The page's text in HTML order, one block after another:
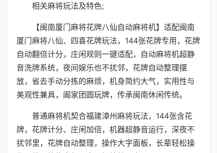
相关麻将玩法及特色;
【闽南厦门麻将花牌八仙自动麻将机】适配闽南
厦门麻将八仙、四喜花牌玩法，144张花牌专用，花牌
自动翻倍计分，庄闲规则一键适配，自动麻将机超静
音洗牌系统，夜间娱乐也不扰邻，花牌自动整理摆
放，省去手动分拣的麻烦，机身简约大气，实用性与
美观性兼具，阖家团圆玩牌，传承闽南休闲传统。
普通麻将机契合福建漳州麻将玩法，144张含花
牌，花牌计分、庄闲加倍，机器超静音运行，深夜不
扰邻里，花牌自动整理，操作大字面板，长辈轻松操